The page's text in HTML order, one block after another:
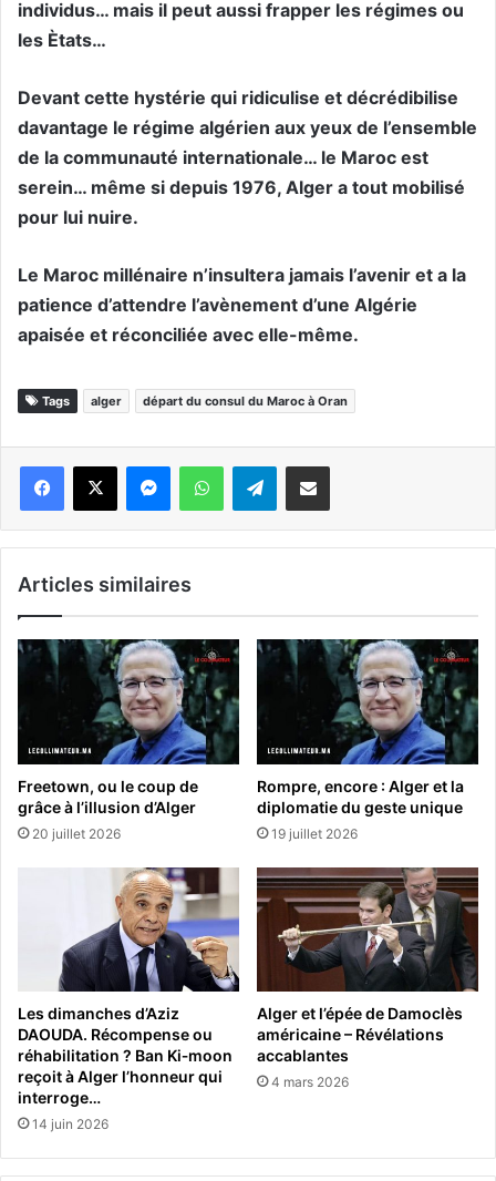
individus… mais il peut aussi frapper les régimes ou
les Ètats…
Devant cette hystérie qui ridiculise et décrédibilise
davantage le régime algérien aux yeux de l’ensemble
de la communauté internationale… le Maroc est
serein… même si depuis 1976, Alger a tout mobilisé
pour lui nuire.
Le Maroc millénaire n’insultera jamais l’avenir et a la
patience d’attendre l’avènement d’une Algérie
apaisée et réconciliée avec elle-même.
Tags alger départ du consul du Maroc à Oran
WhatsApp Telegram
Articles similaires
Freetown, ou le coup de
grâce à l’illusion d’Alger
20 juillet 2026
Rompre, encore : Alger et la
diplomatie du geste unique
19 juillet 2026
Les dimanches d’Aziz
DAOUDA. Récompense ou
réhabilitation ? Ban Ki‑moon
reçoit à Alger l’honneur qui
interroge…
14 juin 2026
Alger et l’épée de Damoclès
américaine – Révélations
accablantes
4 mars 2026